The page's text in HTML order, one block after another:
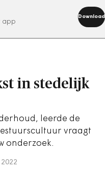
app
Download
in stedelijk
leerde de
vraagt
onderzoek.